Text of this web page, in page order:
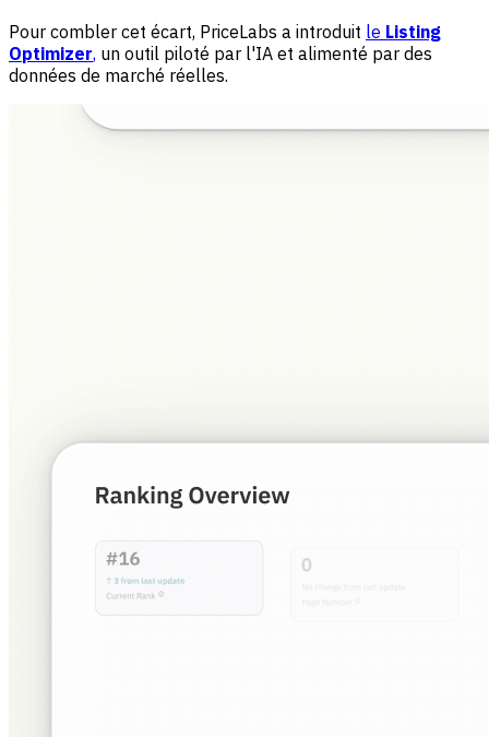
Pour combler cet écart, PriceLabs a introduit le Listing
Optimizer, un outil piloté par l'IA et alimenté par des
données de marché réelles.